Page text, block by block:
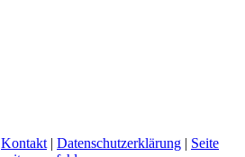
Kontakt | Datenschutzerklärung | Seite